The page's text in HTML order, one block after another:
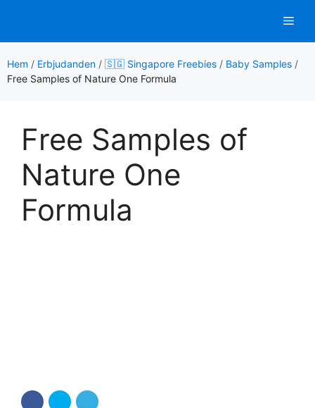
innehåll
Hem / Erbjudanden / 🇸🇬 Singapore Freebies / Baby Samples /
Free Samples of Nature One Formula
Free Samples of
Nature One
Formula